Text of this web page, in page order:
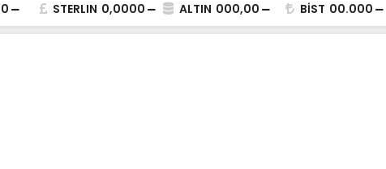
STERLIN 0,0000 ALTIN 000,00 BİST 00.000